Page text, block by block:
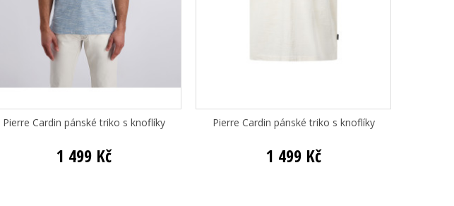
Pierre Cardin pánské triko s knoflíky
1 499 Kč
Pierre Cardin pánské triko s knoflíky
1 499 Kč